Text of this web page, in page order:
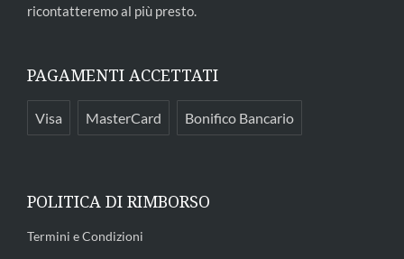
ricontatteremo al più presto.
PAGAMENTI ACCETTATI
Visa MasterCard Bonifico Bancario
POLITICA DI RIMBORSO
Termini e Condizioni